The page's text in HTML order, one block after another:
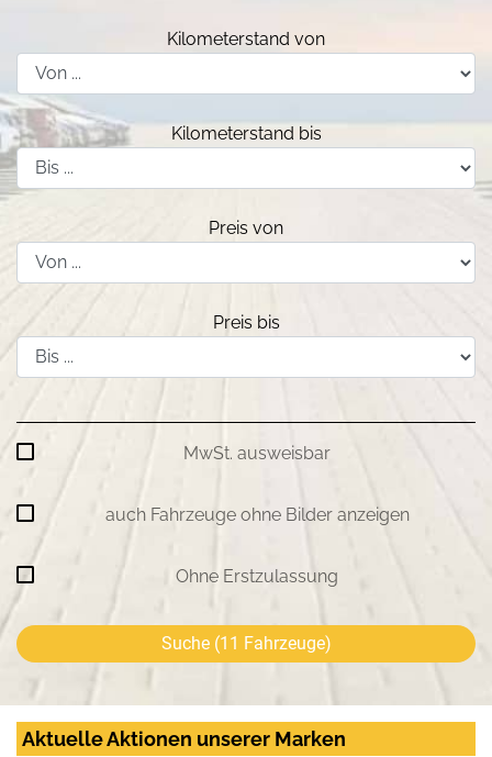
Kilometerstand von
Kilometerstand bis
Preis von
Preis bis
MwSt. ausweisbar
auch Fahrzeuge ohne Bilder anzeigen
Ohne Erstzulassung
Suche (11 Fahrzeuge)
Aktuelle Aktionen unserer Marken